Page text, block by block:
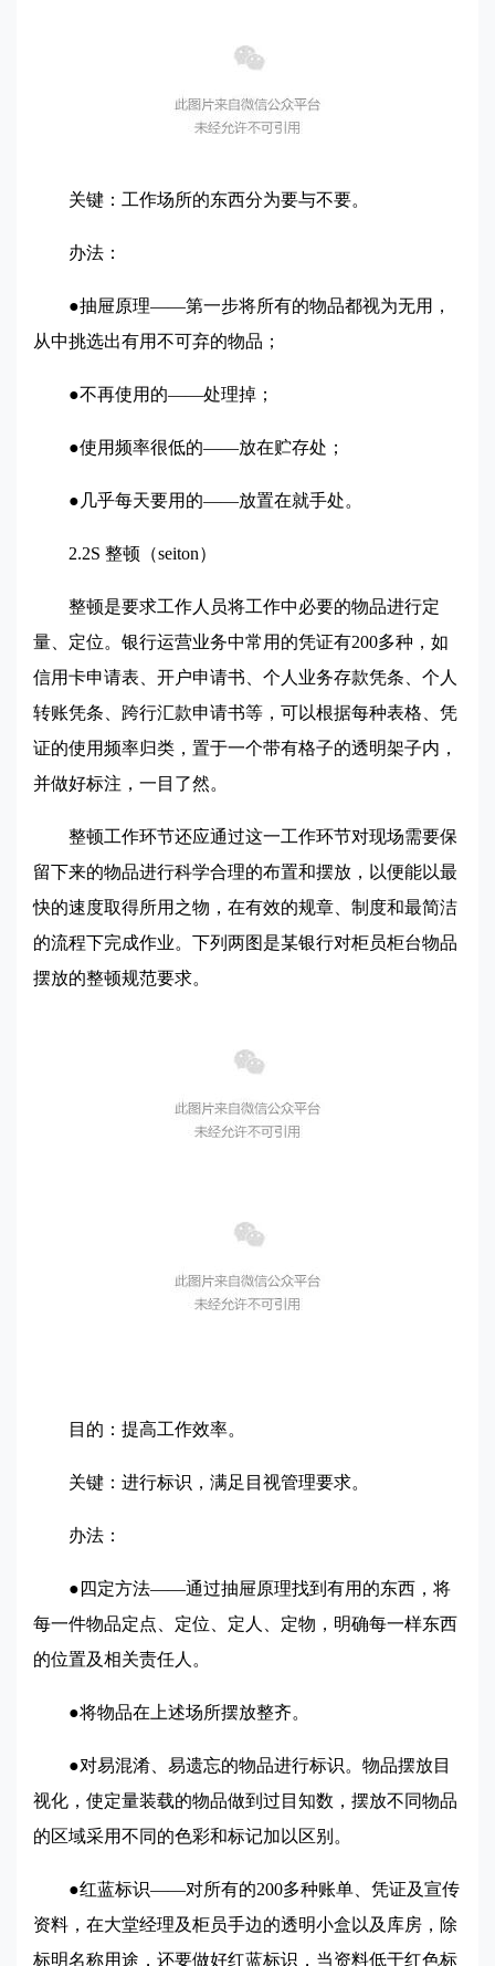
关键：工作场所的东西分为要与不要。
办法：
●抽屉原理——第一步将所有的物品都视为无用，
从中挑选出有用不可弃的物品；
●不再使用的——处理掉；
●使用频率很低的——放在贮存处；
●几乎每天要用的——放置在就手处。
2.2S 整顿（seiton）
整顿是要求工作人员将工作中必要的物品进行定
量、定位。银行运营业务中常用的凭证有200多种，如
信用卡申请表、开户申请书、个人业务存款凭条、个人
转账凭条、跨行汇款申请书等，可以根据每种表格、凭
证的使用频率归类，置于一个带有格子的透明架子内，
并做好标注，一目了然。
整顿工作环节还应通过这一工作环节对现场需要保
留下来的物品进行科学合理的布置和摆放，以便能以最
快的速度取得所用之物，在有效的规章、制度和最简洁
的流程下完成作业。下列两图是某银行对柜员柜台物品
摆放的整顿规范要求。
目的：提高工作效率。
关键：进行标识，满足目视管理要求。
办法：
●四定方法——通过抽屉原理找到有用的东西，将
每一件物品定点、定位、定人、定物，明确每一样东西
的位置及相关责任人。
●将物品在上述场所摆放整齐。
●对易混淆、易遗忘的物品进行标识。物品摆放目
视化，使定量装载的物品做到过目知数，摆放不同物品
的区域采用不同的色彩和标记加以区别。
●红蓝标识——对所有的200多种账单、凭证及宣传
资料，在大堂经理及柜员手边的透明小盒以及库房，除
标明名称用途，还要做好红蓝标识，当资料低于红色标